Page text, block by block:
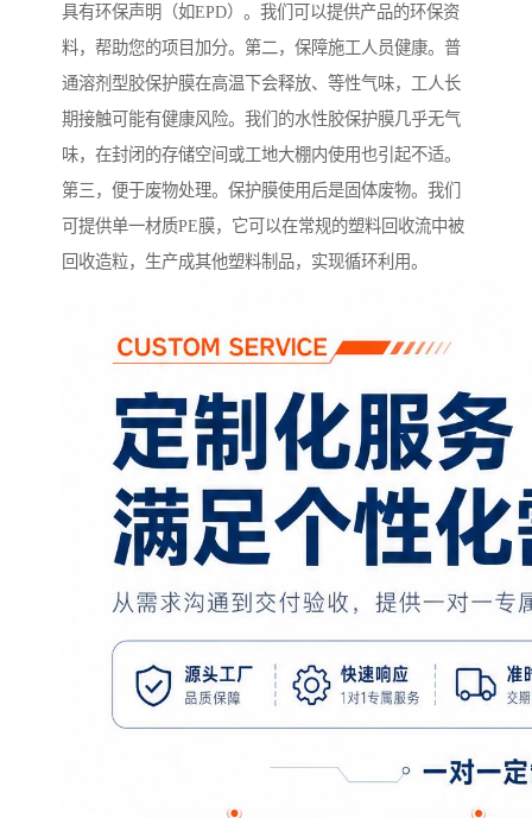
具有环保声明（如EPD）。我们可以提供产品的环保资
料，帮助您的项目加分。第二，保障施工人员健康。普
通溶剂型胶保护膜在高温下会释放、等性气味，工人长
期接触可能有健康风险。我们的水性胶保护膜几乎无气
味，在封闭的存储空间或工地大棚内使用也引起不适。
第三，便于废物处理。保护膜使用后是固体废物。我们
可提供单一材质PE膜，它可以在常规的塑料回收流中被
回收造粒，生产成其他塑料制品，实现循环利用。